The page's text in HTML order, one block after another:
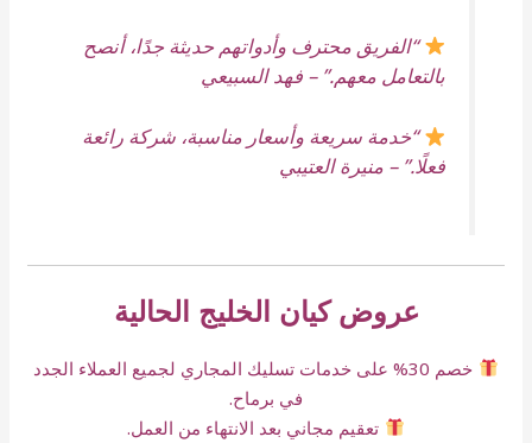
“الفريق محترف وأدواتهم حديثة جدًا، أنصح
بالتعامل معهم.” – فهد السبيعي
“خدمة سريعة وأسعار مناسبة، شركة رائعة
فعلًا.” – منيرة العتيبي
عروض كيان الخليج الحالية
خصم 30% على خدمات تسليك المجاري لجميع العملاء الجدد
في برماح.
تعقيم مجاني بعد الانتهاء من العمل.